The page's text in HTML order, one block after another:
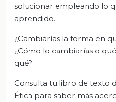
solucionar empleando lo
aprendido.
¿Cambiarías la forma en
¿Cómo lo cambiarías o
qué?
Consulta tu libro de texto
Ética para saber más